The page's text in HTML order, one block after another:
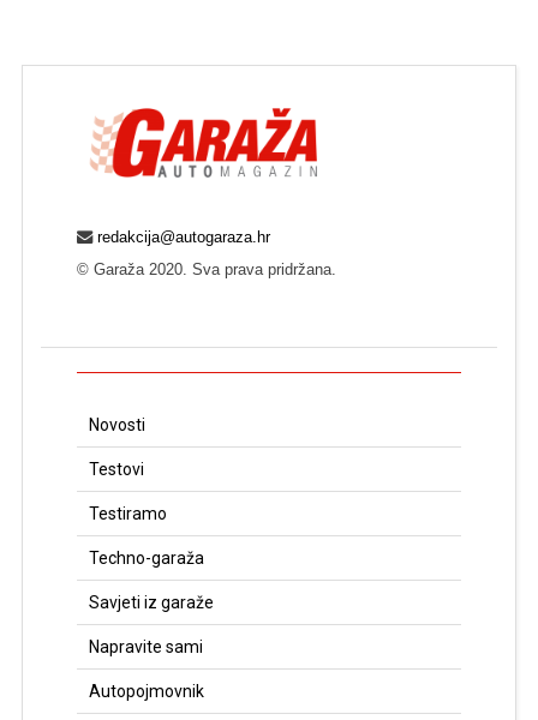
redakcija@autogaraza.hr
© Garaža 2020. Sva prava pridržana.
Novosti
Testovi
Testiramo
Techno-garaža
Savjeti iz garaže
Napravite sami
Autopojmovnik